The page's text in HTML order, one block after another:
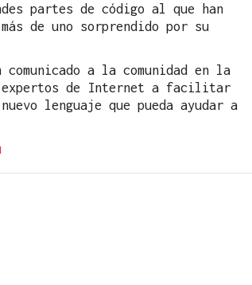
partes de código al que han
de uno sorprendido por su
comunicado a la comunidad en la
expertos de Internet a facilitar
lenguaje que pueda ayudar a